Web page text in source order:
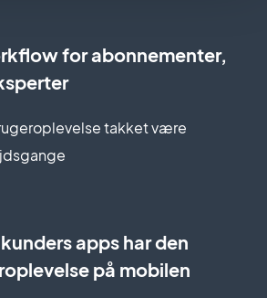
for abonnementer,
takket være
apps har den
på mobilen